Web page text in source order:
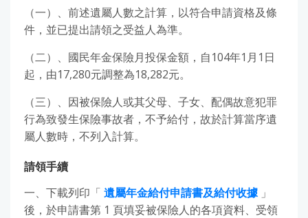
（一）、前述遺屬人數之計算，以符合申請資格及條
件，並已提出請領之受益人為準。
（二）、國民年金保險月投保金額，自104年1月1日
起，由17,280元調整為18,282元。
（三）、因被保險人或其父母、子女、配偶故意犯罪
行為致發生保險事故者，不予給付，故於計算當序遺
屬人數時，不列入計算。
請領手續
一、下載列印「 遺屬年金給付申請書及給付收據 」
後，於申請書第 1 頁填妥被保險人的各項資料、受領